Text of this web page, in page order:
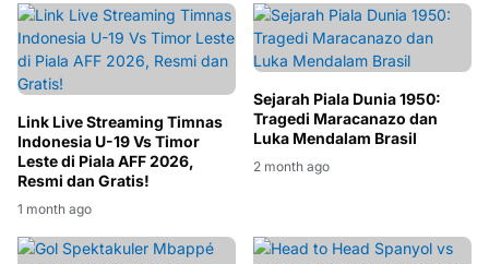
Link Live Streaming Timnas
Indonesia U-19 Vs Timor
Leste di Piala AFF 2026,
Resmi dan Gratis!
1 month ago
Sejarah Piala Dunia 1950:
Tragedi Maracanazo dan
Luka Mendalam Brasil
2 month ago